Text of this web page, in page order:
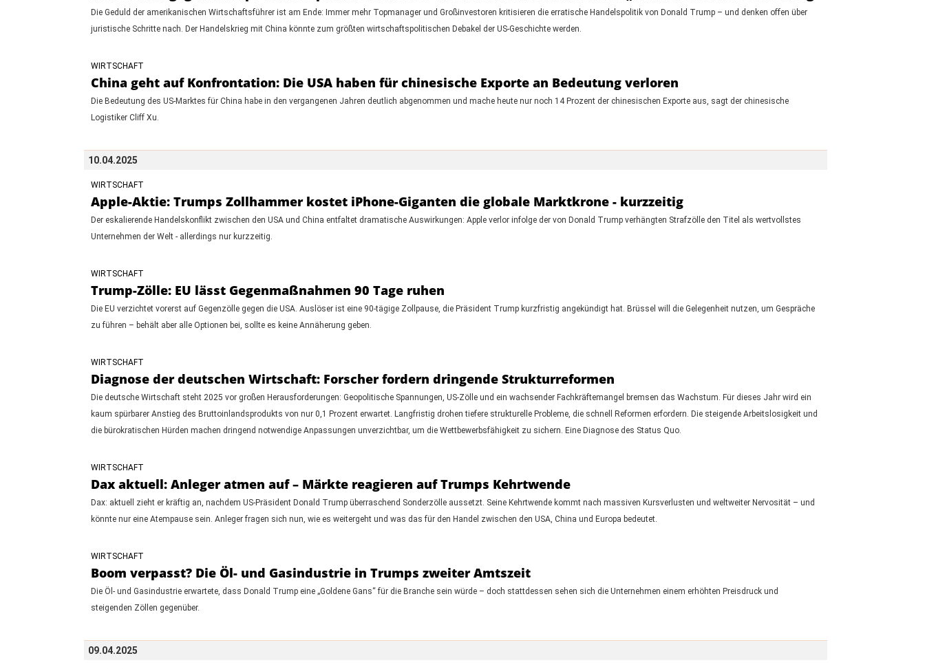
Die Geduld der amerikanischen Wirtschaftsführer ist am Ende: Immer mehr Topmanager und Großinvestoren kritisieren die erratische Handelspolitik von Donald Trump – und denken offen über
juristische Schritte nach. Der Handelskrieg mit China könnte zum größten wirtschaftspolitischen Debakel der US-Geschichte werden.
WIRTSCHAFT
China geht auf Konfrontation: Die USA haben für chinesische Exporte an Bedeutung verloren
Die Bedeutung des US-Marktes für China habe in den vergangenen Jahren deutlich abgenommen und mache heute nur noch 14 Prozent der chinesischen Exporte aus, sagt der chinesische
Logistiker Cliff Xu.
10.04.2025
WIRTSCHAFT
Apple-Aktie: Trumps Zollhammer kostet iPhone-Giganten die globale Marktkrone - kurzzeitig
Der eskalierende Handelskonflikt zwischen den USA und China entfaltet dramatische Auswirkungen: Apple verlor infolge der von Donald Trump verhängten Strafzölle den Titel als wertvollstes
Unternehmen der Welt - allerdings nur kurzzeitig.
WIRTSCHAFT
Trump-Zölle: EU lässt Gegenmaßnahmen 90 Tage ruhen
Die EU verzichtet vorerst auf Gegenzölle gegen die USA. Auslöser ist eine 90-tägige Zollpause, die Präsident Trump kurzfristig angekündigt hat. Brüssel will die Gelegenheit nutzen, um Gespräche
zu führen – behält aber alle Optionen bei, sollte es keine Annäherung geben.
WIRTSCHAFT
Diagnose der deutschen Wirtschaft: Forscher fordern dringende Strukturreformen
Die deutsche Wirtschaft steht 2025 vor großen Herausforderungen: Geopolitische Spannungen, US-Zölle und ein wachsender Fachkräftemangel bremsen das Wachstum. Für dieses Jahr wird ein
kaum spürbarer Anstieg des Bruttoinlandsprodukts von nur 0,1 Prozent erwartet. Langfristig drohen tiefere strukturelle Probleme, die schnell Reformen erfordern. Die steigende Arbeitslosigkeit und
die bürokratischen Hürden machen dringend notwendige Anpassungen unverzichtbar, um die Wettbewerbsfähigkeit zu sichern. Eine Diagnose des Status Quo.
WIRTSCHAFT
Dax aktuell: Anleger atmen auf – Märkte reagieren auf Trumps Kehrtwende
Dax: aktuell zieht er kräftig an, nachdem US-Präsident Donald Trump überraschend Sonderzölle aussetzt. Seine Kehrtwende kommt nach massiven Kursverlusten und weltweiter Nervosität – und
könnte nur eine Atempause sein. Anleger fragen sich nun, wie es weitergeht und was das für den Handel zwischen den USA, China und Europa bedeutet.
WIRTSCHAFT
Boom verpasst? Die Öl- und Gasindustrie in Trumps zweiter Amtszeit
Die Öl- und Gasindustrie erwartete, dass Donald Trump eine „Goldene Gans“ für die Branche sein würde – doch stattdessen sehen sich die Unternehmen einem erhöhten Preisdruck und
steigenden Zöllen gegenüber.
09.04.2025